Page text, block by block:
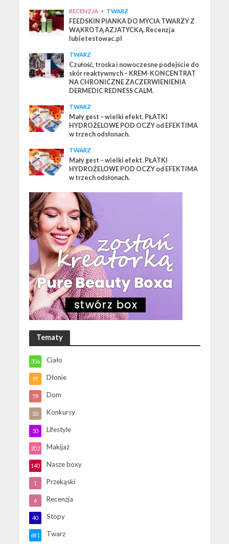
RECENZJA • TWARZ
FEEDSKIN PIANKA DO MYCIA TWARZY Z
WĄKROTĄ AZJATYCKĄ. Recenzja
lubietestowac.pl
TWARZ
Czułość, troska i nowoczesne podejście do
skór reaktywnych – KREM-KONCENTRAT
NA CHRONICZNE ZACZERWIENIENIA
DERMEDIC REDNESS CALM.
TWARZ
Mały gest – wielki efekt. PŁATKI
HYDROŻELOWE POD OCZY od EFEKTIMA
w trzech odsłonach.
TWARZ
Mały gest – wielki efekt. PŁATKI
HYDROŻELOWE POD OCZY od EFEKTIMA
w trzech odsłonach.
Tematy
Ciało
306
Dłonie
98
Dom
59
Konkursy
10
Lifestyle
50
Makijaż
202
Nasze boxy
140
Przekąski
1
Recenzja
6
Stopy
40
Twarz
681